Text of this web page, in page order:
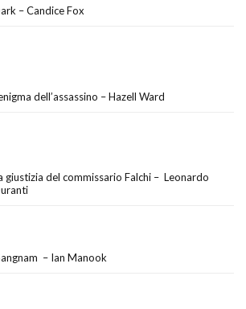
– Candice Fox
dell’assassino – Hazell Ward
giustizia del commissario Falchi – Leonardo
– Ian Manook